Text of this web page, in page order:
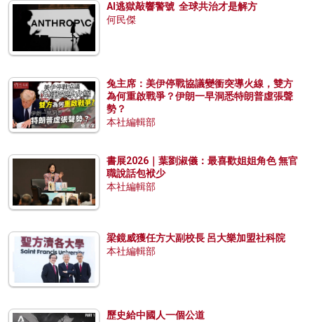
AI逃獄敲響警號 全球共治才是解方
何民傑
兔主席：美伊停戰協議變衝突導火線，雙方
為何重啟戰爭？伊朗一早洞悉特朗普虛張聲
勢？
本社編輯部
書展2026｜葉劉淑儀：最喜歡姐姐角色 無官
職說話包袱少
本社編輯部
梁鏡威獲任方大副校長 呂大樂加盟社科院
本社編輯部
歷史給中國人一個公道